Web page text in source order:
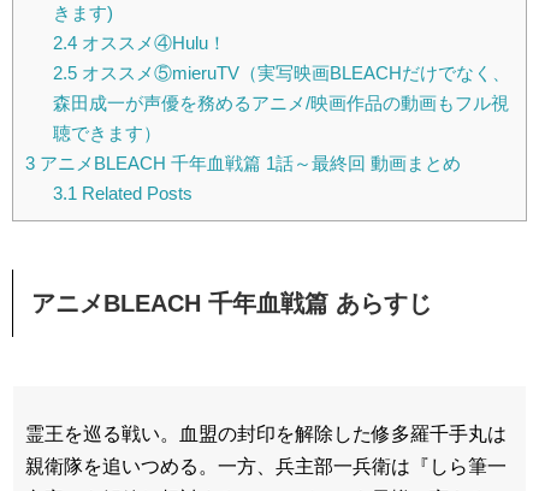
きます)
2.4オススメ④Hulu！
2.5オススメ⑤mieruTV（実写映画BLEACHだけでなく、
森田成一が声優を務めるアニメ/映画作品の動画もフル視
聴できます）
3 アニメBLEACH 千年血戦篇 1話～最終回 動画まとめ
3.1 Related Posts
アニメBLEACH 千年血戦篇 あらすじ
霊王を巡る戦い。血盟の封印を解除した修多羅千手丸は
親衛隊を追いつめる。一方、兵主部一兵衛は『しら筆一